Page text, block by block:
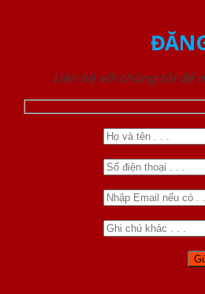
Liên hệ với chúng tôi để